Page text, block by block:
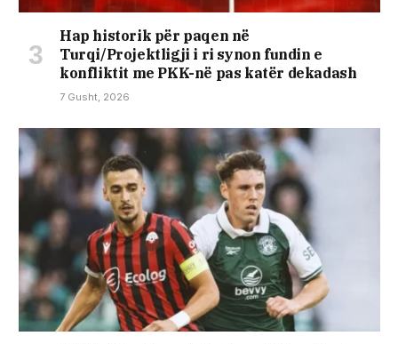
Hap historik për paqen në
Turqi/Projektligji i ri synon fundin e
konfliktit me PKK-në pas katër dekadash
7 Gusht, 2026